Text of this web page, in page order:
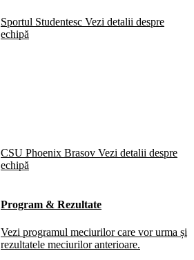
Sportul Studentesc Vezi detalii despre
echipă
CSU Phoenix Brasov Vezi detalii despre
echipă
Program & Rezultate
Vezi programul meciurilor care vor urma și
rezultatele meciurilor anterioare.